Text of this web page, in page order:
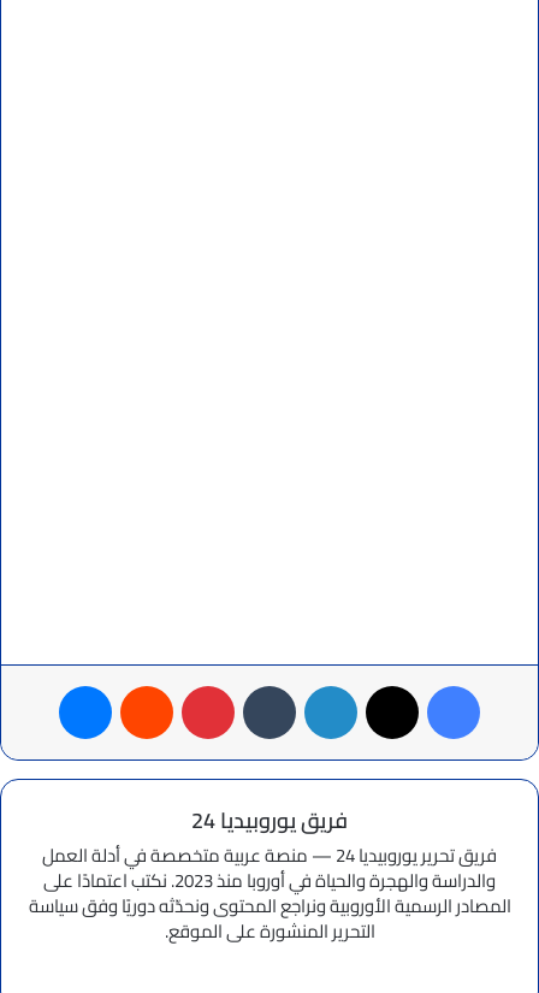
فيسبوك لينكدإن بينتيريست ماسنجر
فريق يوروبيديا 24
فريق تحرير يوروبيديا 24 — منصة عربية متخصصة في أدلة العمل
والدراسة والهجرة والحياة في أوروبا منذ 2023. نكتب اعتمادًا على
المصادر الرسمية الأوروبية ونراجع المحتوى ونحدّثه دوريًا وفق سياسة
التحرير المنشورة على الموقع.